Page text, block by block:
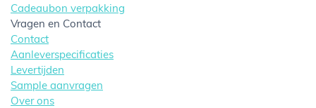
Cadeaubon verpakking
Vragen en Contact
Contact
Aanleverspecificaties
Levertijden
Sample aanvragen
Over ons